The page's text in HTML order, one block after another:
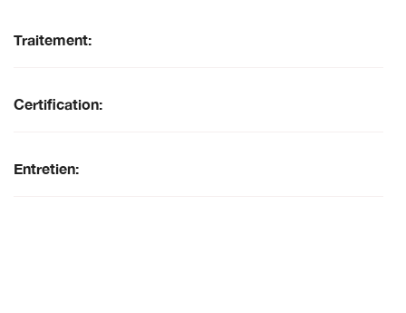
Traitement:
Certification:
Entretien: